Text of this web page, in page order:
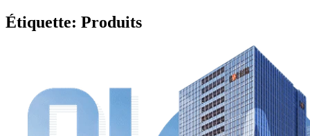
Étiquette: Produits